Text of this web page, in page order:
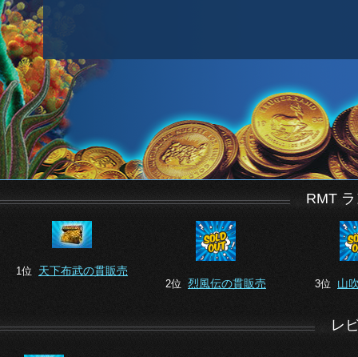
RMT
1位 天下布武の貫販売
2位 烈風伝の貫販売 3位 山
レ